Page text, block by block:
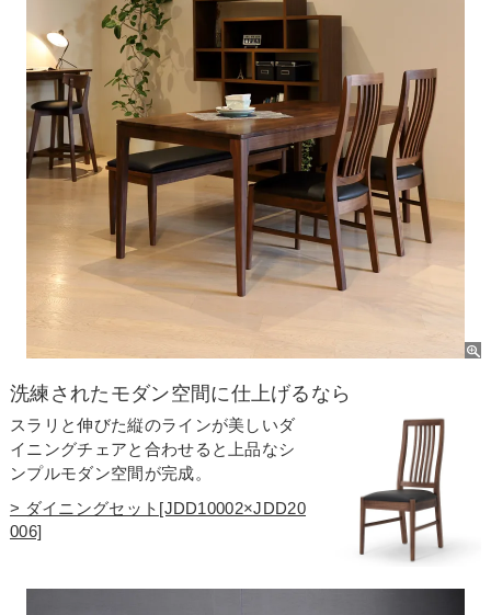
洗練されたモダン空間に仕上げるなら
スラリと伸びた縦のラインが美しいダ
イニングチェアと合わせると上品なシ
ンプルモダン空間が完成。
> ダイニングセット[JDD10002×JDD20
006]